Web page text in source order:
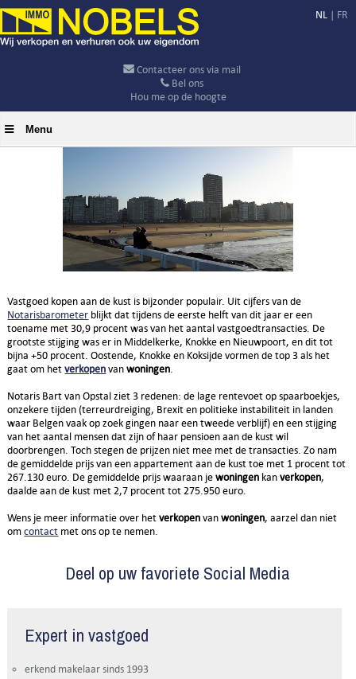
NL | FR
Contacteer ons via mail
Bel ons
Hou me op de hoogte
Menu
Vastgoed kopen aan de kust is bijzonder populair. Uit cijfers van de
Notarisbarometer blijkt dat tijdens de eerste helft van dit jaar er een
toename met 30,9 procent was van het aantal vastgoedtransacties. De
grootste stijging was er in Middelkerke, Knokke en Nieuwpoort, en dit tot
bijna +50 procent. Oostende, Knokke en Koksijde vormen de top 3 als het
gaat om hetverkopenvanwoningen.
Notaris Bart van Opstal ziet 3 redenen: de lage rentevoet op spaarboekjes,
onzekere tijden (terreurdreiging, Brexit en politieke instabiliteit in landen
waar Belgen vaak op zoek gingen naar een tweede verblijf) en een stijging
van het aantal mensen dat zijn of haar pensioen aan de kust wil
doorbrengen. Toch stegen de prijzen niet mee met de transacties. Zo nam
de gemiddelde prijs van een appartement aan de kust toe met 1 procent tot
267.130 euro. De gemiddelde prijs waaraan jewoningen kanverkopen,
daalde aan de kust met 2,7 procent tot 275.950 euro.
Wens je meer informatie over hetverkopenvanwoningen, aarzel dan niet
omcontact met ons op te nemen.
Deel op uw favoriete Social Media
Expert in vastgoed
erkend makelaar sinds 1993